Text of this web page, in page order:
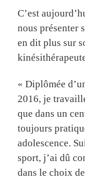
C’est
nous présenter
en dit plus sur
« Diplômée
2016, je
que dans un
toujours
adolescence.
sport, j’ai dû
dans le choix